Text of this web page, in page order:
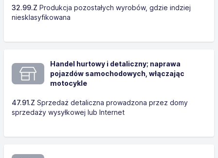
32.99.Z Produkcja pozostałych wyrobów, gdzie indziej
niesklasyfikowana
Handel hurtowy i detaliczny; naprawa
pojazdów samochodowych, włączając
motocykle
47.91.Z Sprzedaż detaliczna prowadzona przez domy
sprzedaży wysyłkowej lub Internet